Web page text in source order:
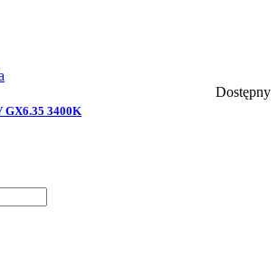
Dostępny
GX6.35 3400K